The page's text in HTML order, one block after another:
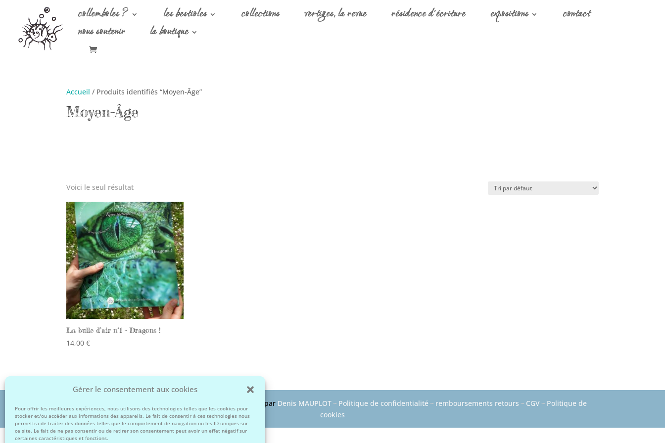
Gérer le consentement aux cookies
Pour offrir les meilleures expériences, nous utilisons des technologies telles que les cookies pour
stocker et/ou accéder aux informations des appareils. Le fait de consentir à ces technologies nous
permettra de traiter des données telles que le comportement de navigation ou les ID uniques sur
ce site. Le fait de ne pas consentir ou de retirer son consentement peut avoir un effet négatif sur
certaines caractéristiques et fonctions.
collemboles ? les bestioles collections vertiges, la revue résidence d’écriture expositions
contact
nous soutenir
la boutique
Accueil / Produits identifiés “Moyen-Âge”
Moyen-Âge
Voici le seul résultat
La bulle d’air n°1 – Dragons !
14,00€
Facebook
Instagram
Développé par Denis MAUPLOT ~ Politique de confidentialité ~ remboursements retours ~ CGV ~ Politique de
cookies